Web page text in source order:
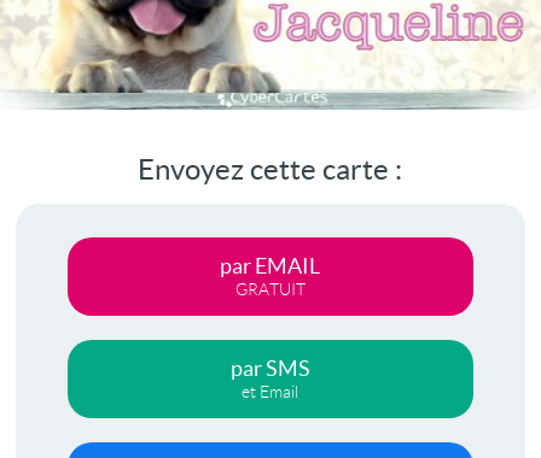
la
vidéo
Envoyez cette carte :
par EMAIL
GRATUIT
par SMS
et Email